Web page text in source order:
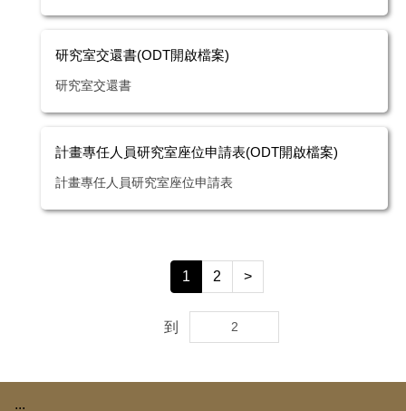
研究室交還書(ODT開啟檔案)
研究室交還書
計畫專任人員研究室座位申請表(ODT開啟檔案)
計畫專任人員研究室座位申請表
1 2 >
到